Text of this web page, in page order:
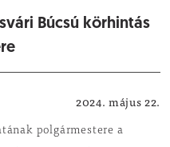
Búcsú körhintás
2024. május 22.
polgármestere a